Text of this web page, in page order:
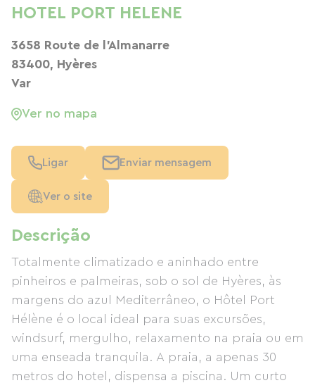
Descrição
Totalmente climatizado e aninhado entre
pinheiros e palmeiras, sob o sol de Hyères, às
margens do azul Mediterrâneo, o Hôtel Port
Hélène é o local ideal para suas excursões,
windsurf, mergulho, relaxamento na praia ou em
uma enseada tranquila. A praia, a apenas 30
metros do hotel, dispensa a piscina. Um curto
HOTEL PORT HELENE
3658 Route de l'Almanarre
83400, Hyères
Var
Ver no mapa
Ligar Enviar mensagem
Ver o site